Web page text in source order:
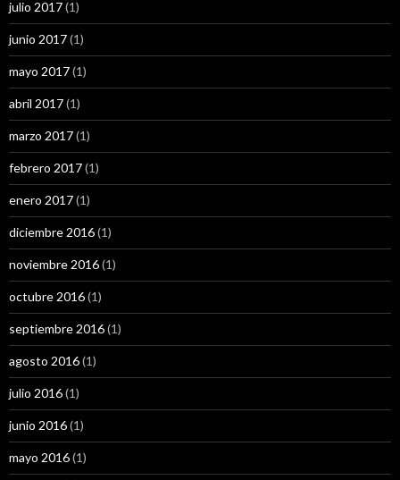
julio 2017(1)
junio 2017(1)
mayo 2017(1)
abril 2017(1)
marzo 2017(1)
febrero 2017(1)
enero 2017(1)
diciembre 2016(1)
noviembre 2016(1)
octubre 2016(1)
septiembre 2016(1)
agosto 2016(1)
julio 2016(1)
junio 2016(1)
mayo 2016(1)